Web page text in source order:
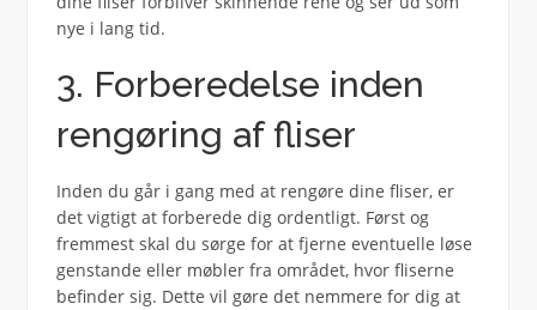
nye i lang tid.
3. Forberedelse inden
rengøring af fliser
Inden du går i gang med at rengøre dine fliser, er
det vigtigt at forberede dig ordentligt. Først og
fremmest skal du sørge for at fjerne eventuelle løse
genstande eller møbler fra området, hvor fliserne
befinder sig. Dette vil gøre det nemmere for dig at